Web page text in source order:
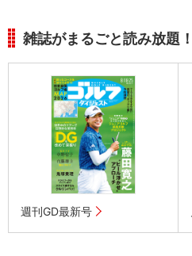
雑誌がまるごと読み放題！
週刊GD最新号